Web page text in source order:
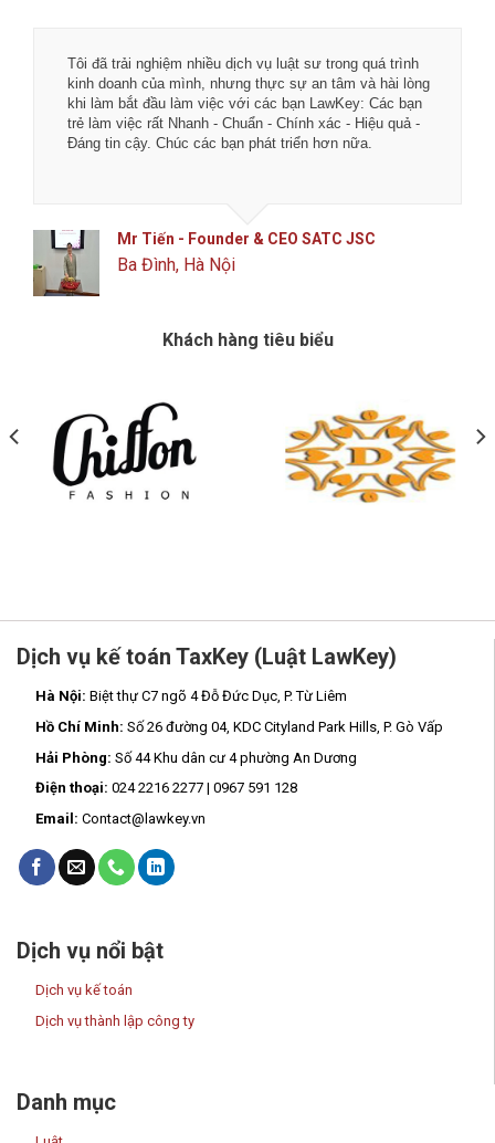
Tôi đã trải nghiệm nhiều dịch vụ luật sư trong quá trình
kinh doanh của mình, nhưng thực sự an tâm và hài lòng
khi làm bắt đầu làm việc với các bạn LawKey: Các bạn
trẻ làm việc rất Nhanh - Chuẩn - Chính xác - Hiệu quả -
Đáng tin cậy. Chúc các bạn phát triển hơn nữa.
Mr Tiến - Founder & CEO SATC JSC
Ba Đình, Hà Nội
Khách hàng tiêu biểu
Dịch vụ kế toán TaxKey (Luật LawKey)
Hà Nội: Biệt thự C7 ngõ 4 Đỗ Đức Dục, P. Từ Liêm
Hồ Chí Minh: Số 26 đường 04, KDC Cityland Park Hills, P. Gò Vấp
Hải Phòng: Số 44 Khu dân cư 4 phường An Dương
Điện thoại: 024 2216 2277 | 0967 591 128
Email: Contact@lawkey.vn
Dịch vụ nổi bật
Dịch vụ kế toán
Dịch vụ thành lập công ty
Danh mục